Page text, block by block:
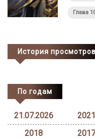
Глава
История просмотров
По годам
21.07.2026 2021
2018
2017